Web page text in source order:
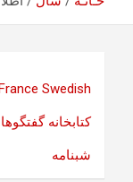
Swedish
کتابخانه
شبنامه